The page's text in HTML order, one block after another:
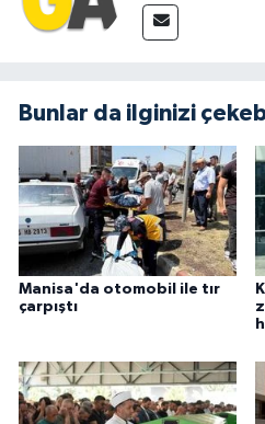
Bunlar da ilginizi
Manisa'da otomobil ile tır
çarpıştı